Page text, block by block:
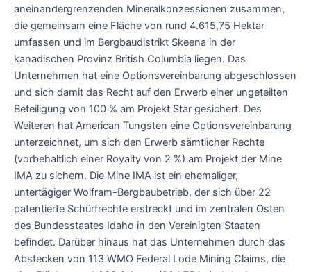
aneinandergrenzenden Mineralkonzessionen zusammen,
die gemeinsam eine Fläche von rund 4.615,75 Hektar
umfassen und im Bergbaudistrikt Skeena in der
kanadischen Provinz British Columbia liegen. Das
Unternehmen hat eine Optionsvereinbarung abgeschlossen
und sich damit das Recht auf den Erwerb einer ungeteilten
Beteiligung von 100 % am Projekt Star gesichert. Des
Weiteren hat American Tungsten eine Optionsvereinbarung
unterzeichnet, um sich den Erwerb sämtlicher Rechte
(vorbehaltlich einer Royalty von 2 %) am Projekt der Mine
IMA zu sichern. Die Mine IMA ist ein ehemaliger,
untertägiger Wolfram-Bergbaubetrieb, der sich über 22
patentierte Schürfrechte erstreckt und im zentralen Osten
des Bundesstaates Idaho in den Vereinigten Staaten
befindet. Darüber hinaus hat das Unternehmen durch das
Abstecken von 113 WMO Federal Lode Mining Claims, die